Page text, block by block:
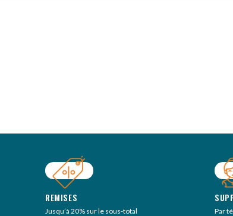
REMISES
Jusqu’à 20% sur le sous-total Par